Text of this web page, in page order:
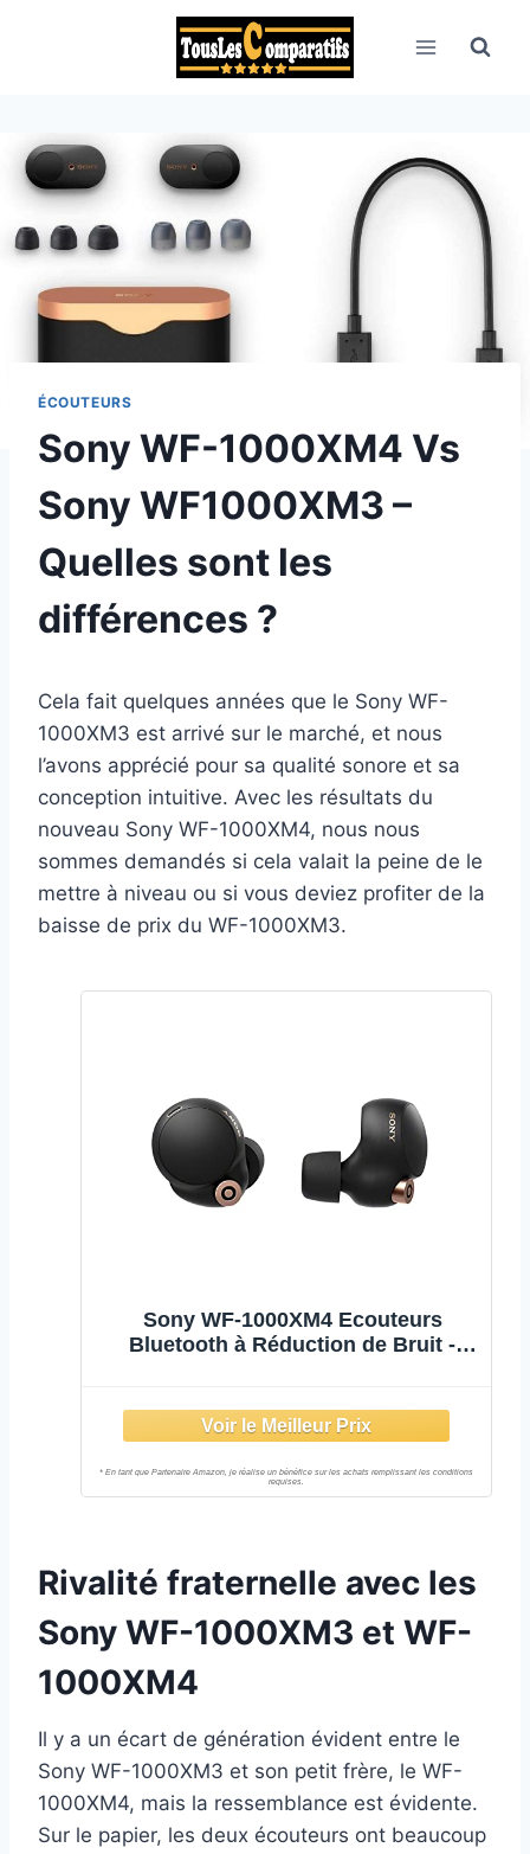
ÉCOUTEURS
Sony WF-1000XM4 Vs
Sony WF1000XM3 –
Quelles sont les
différences ?
Cela fait quelques années que le Sony WF-
1000XM3 est arrivé sur le marché, et nous
l’avons apprécié pour sa qualité sonore et sa
conception intuitive. Avec les résultats du
nouveau Sony WF-1000XM4, nous nous
sommes demandés si cela valait la peine de le
mettre à niveau ou si vous deviez profiter de la
baisse de prix du WF-1000XM3.
Sony WF-1000XM4 Ecouteurs
Bluetooth à Réduction de Bruit -
Connexion Bluetooth multipoint -
Alexa et l'Assistant Google Intégrés
- Noir
Rivalité fraternelle avec les
Sony WF-1000XM3 et WF-
1000XM4
Il y a un écart de génération évident entre le
Sony WF-1000XM3 et son petit frère, le WF-
1000XM4, mais la ressemblance est évidente.
Sur le papier, les deux écouteurs ont beaucoup